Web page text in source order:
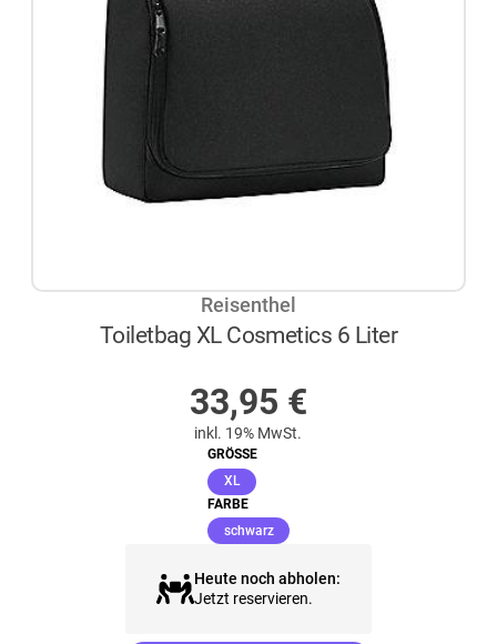
Reisenthel
Toiletbag XL Cosmetics 6 Liter
33,95 €
inkl. 19% MwSt.
GRÖSSE
XL(ausgewählt)
FARBE
schwarz(ausgewählt)
Heute noch abholen:
Jetzt reservieren.